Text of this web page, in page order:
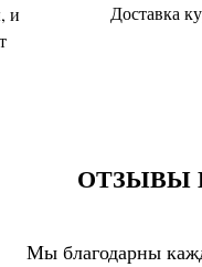
и
Доставка
ОТЗЫВЫ
Мы благодарны